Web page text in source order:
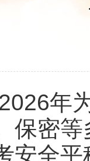
2026年
保密
安全